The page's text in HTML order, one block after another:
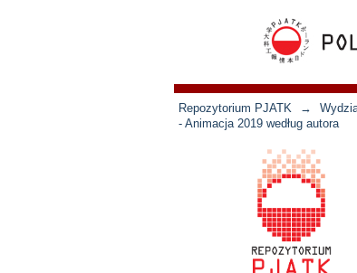
Repozytorium PJATK →
- Animacja 2019 według autora